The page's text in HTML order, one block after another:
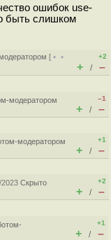
ошибок use-
быть слишком
[ ﹢﹢
+2
+ / –
модератором
–1
+ / –
модератором
+1
+ / –
2023Скрыто
+2
+ / –
+1
+ / –